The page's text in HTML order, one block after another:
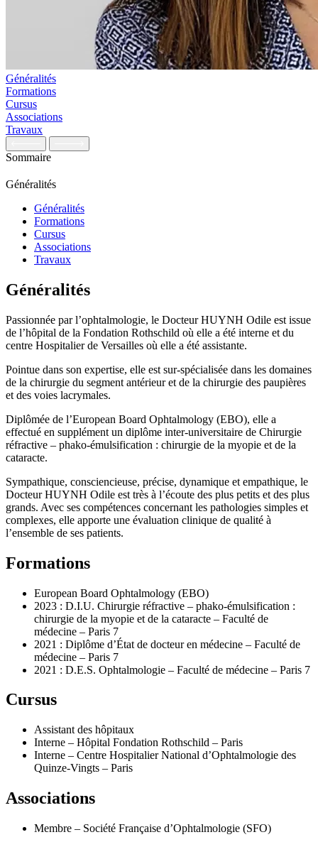
Généralités
Formations
Cursus
Associations
Travaux
Sommaire
Généralités
Généralités
Formations
Cursus
Associations
Travaux
Généralités
Passionnée par l’ophtalmologie, le Docteur HUYNH Odile est issue
de l’hôpital de la Fondation Rothschild où elle a été interne et du
centre Hospitalier de Versailles où elle a été assistante.
Pointue dans son expertise, elle est sur-spécialisée dans les domaines
de la chirurgie du segment antérieur et de la chirurgie des paupières
et des voies lacrymales.
Diplômée de l’European Board Ophtalmology (EBO), elle a
effectué en supplément un diplôme inter-universitaire de Chirurgie
réfractive – phako-émulsification : chirurgie de la myopie et de la
cataracte.
Sympathique, consciencieuse, précise, dynamique et empathique, le
Docteur HUYNH Odile est très à l’écoute des plus petits et des plus
grands. Avec ses compétences concernant les pathologies simples et
complexes, elle apporte une évaluation clinique de qualité à
l’ensemble de ses patients.
Formations
European Board Ophtalmology (EBO)
2023 : D.I.U. Chirurgie réfractive – phako-émulsification :
chirurgie de la myopie et de la cataracte – Faculté de
médecine – Paris 7
2021 : Diplôme d’État de docteur en médecine – Faculté de
médecine – Paris 7
2021 : D.E.S. Ophtalmologie – Faculté de médecine – Paris 7
Cursus
Assistant des hôpitaux
Interne – Hôpital Fondation Rothschild – Paris
Interne – Centre Hospitalier National d’Ophtalmologie des
Quinze-Vingts – Paris
Associations
Membre – Société Française d’Ophtalmologie (SFO)